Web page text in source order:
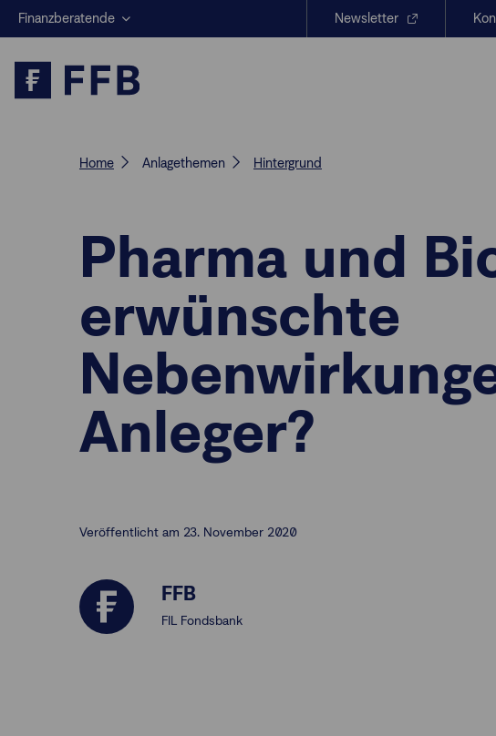
Finanzberatende
Anlegende
Newsletter
Beratungs-Tools
Anlagestrategien
Geschäftserfolg
Home Anlagethemen Hintergrund
Pharma und
erwünschte
Anleger?
Veröffentlicht am 23. November 2020
FFB
FIL Fondsbank